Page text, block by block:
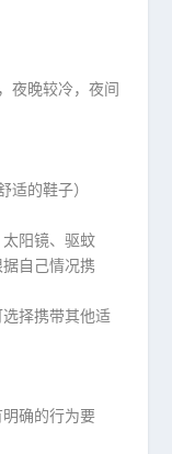
夜晚较冷，夜间
的鞋子）
阳镜、驱蚊
自己情况携
择携带其他适
确的行为要